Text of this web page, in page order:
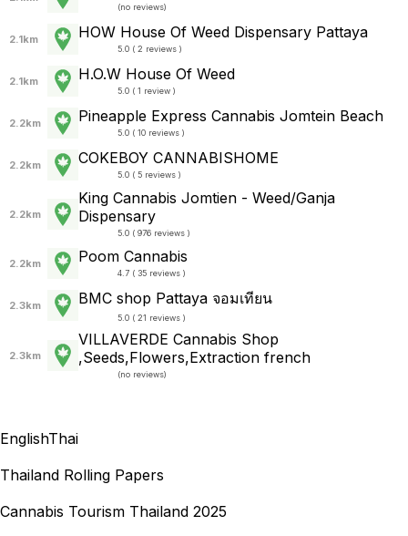
(no reviews)
2.1km HOW House Of Weed Dispensary Pattaya
5.0 ( 2 reviews )
2.1km H.O.W House Of Weed
5.0 ( 1 review )
2.2km Pineapple Express Cannabis Jomtein Beach
5.0 ( 10 reviews )
2.2km COKEBOY CANNABISHOME
5.0 ( 5 reviews )
2.2km
King Cannabis Jomtien - Weed/Ganja
Dispensary
5.0 ( 976 reviews )
2.2km Poom Cannabis
4.7 ( 35 reviews )
2.3km BMC shop Pattaya จอมเทียน
5.0 ( 21 reviews )
2.3km
VILLAVERDE Cannabis Shop
,Seeds,Flowers,Extraction french
(no reviews)
EnglishThai
Thailand Rolling Papers
Cannabis Tourism Thailand 2025